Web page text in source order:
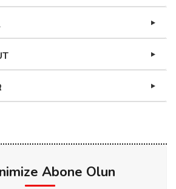
Abone Olun